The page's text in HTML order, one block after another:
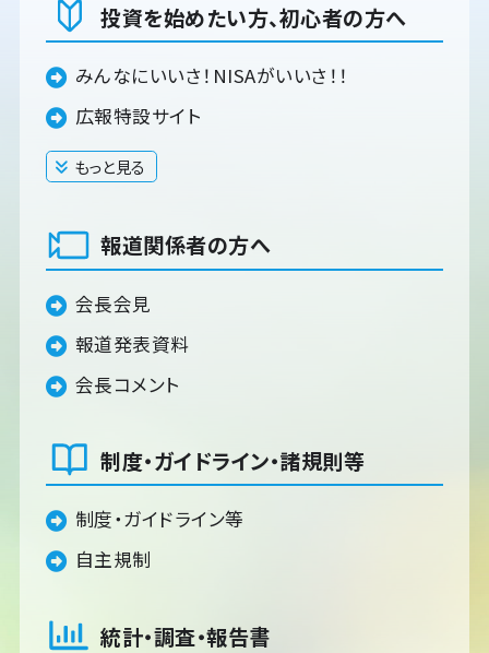
投資を始めたい方、初心者の方へ
みんなにいいさ！NISAがいいさ！！
広報特設サイト
もっと見る
閉じる
報道関係者の方へ
会長会見
報道発表資料
会長コメント
制度・ガイドライン・諸規則等
制度・ガイドライン等
自主規制
統計・調査・報告書